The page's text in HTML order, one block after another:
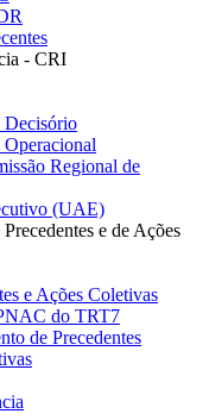
- CRI
Decisório
Regional de
(UAE)
e de Ações
e Ações Coletivas
do TRT7
de Precedentes